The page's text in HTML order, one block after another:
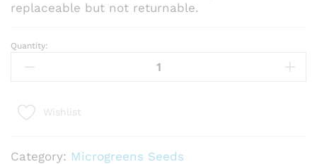
replaceable but not returnable.
Basil
Green
50
Quantity:
Wishlist
Category: Microgreens Seeds